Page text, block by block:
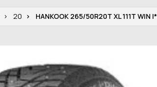
20 HANKOOK 265/50R20T XL 111T WIN